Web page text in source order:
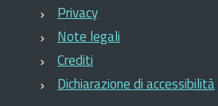
Privacy
Note legali
Crediti
Dichiarazione di accessibilità